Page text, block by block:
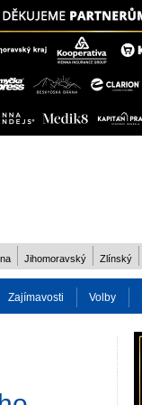
Jihomoravský Zlínský
Zajímavosti Volby